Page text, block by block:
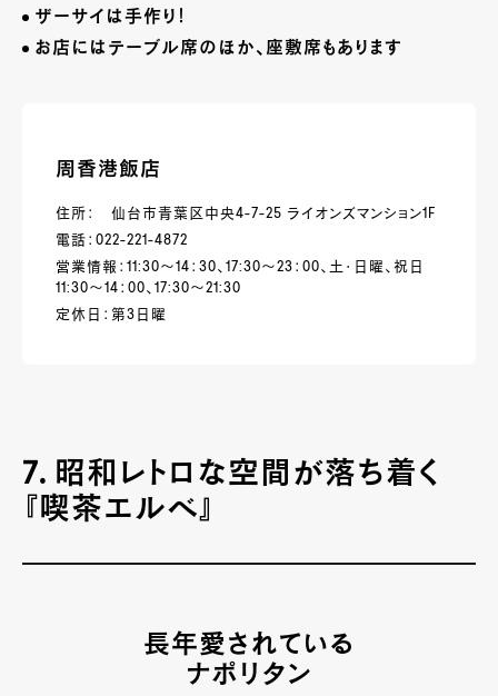
ザーサイは手作り！
お店にはテーブル席のほか、座敷席もあります
周香港飯店
住所： 仙台市青葉区中央4-7-25 ライオンズマンション1F
電話：022-221-4872
営業情報：11:30～14：30、17:30～23：00、土・日曜、祝日
11:30～14：00、17:30～21:30
定休日：第3日曜
7. 昭和レトロな空間が落ち着く
『喫茶エルベ』
長年愛されている
ナポリタン